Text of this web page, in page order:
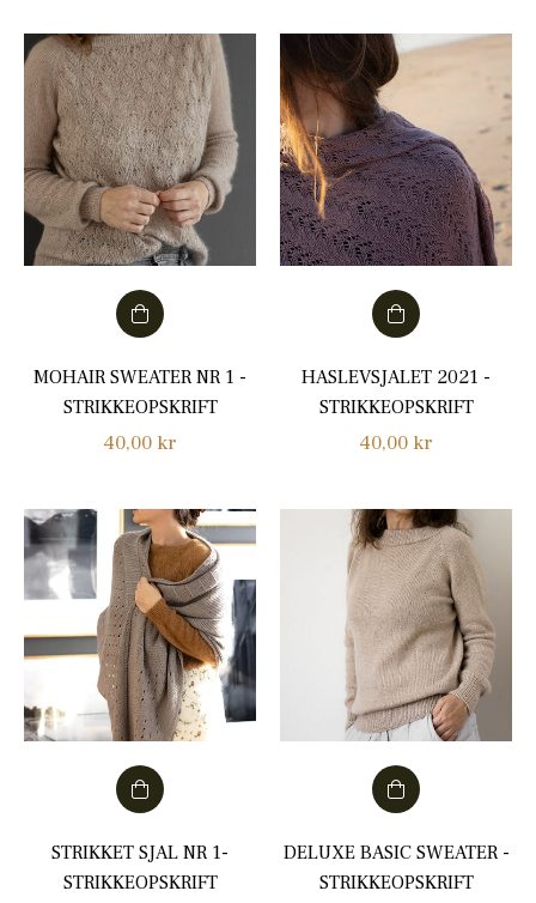
MOHAIR SWEATER NR 1 -
STRIKKEOPSKRIFT
Normalpris
40,00 kr
HASLEVSJALET 2021 -
STRIKKEOPSKRIFT
Normalpris
40,00 kr
STRIKKET SJAL NR 1-
STRIKKEOPSKRIFT
DELUXE BASIC SWEATER -
STRIKKEOPSKRIFT